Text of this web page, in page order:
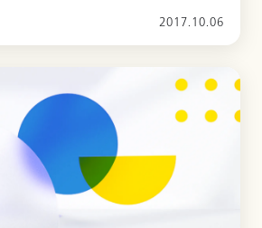
2017.10.06